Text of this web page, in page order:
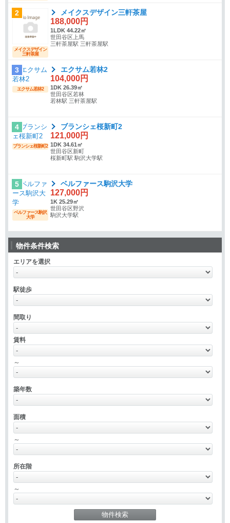
2
メイクスデザイン
三軒茶屋
メイクスデザイン三軒茶屋
188,000円
1LDK 44.22㎡
世田谷区上馬
三軒茶屋駅 三軒茶屋駅
3
エクサム若林2
エクサム若林2
104,000円
1DK 26.39㎡
世田谷区若林
若林駅 三軒茶屋駅
4
ブランシェ桜新町2
ブランシェ桜新町2
121,000円
1DK 34.61㎡
世田谷区新町
桜新町駅 駒沢大学駅
5
ベルファース駒沢
大学
ベルファース駒沢大学
127,000円
1K 25.29㎡
世田谷区野沢
駒沢大学駅
物件条件検索
エリアを選択
駅徒歩
間取り
賃料
～
築年数
面積
～
所在階
～